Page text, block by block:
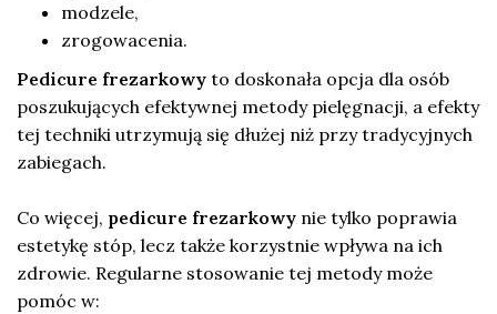
modzele,
zrogowacenia.
Pedicure frezarkowy to doskonała opcja dla osób
poszukujących efektywnej metody pielęgnacji, a efekty
tej techniki utrzymują się dłużej niż przy tradycyjnych
zabiegach.
Co więcej, pedicure frezarkowy nie tylko poprawia
estetykę stóp, lecz także korzystnie wpływa na ich
zdrowie. Regularne stosowanie tej metody może
pomóc w: